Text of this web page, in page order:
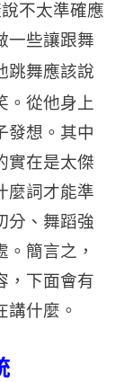
不太準確應
一些讓跟舞
跳舞應該說
。從他身上
發想。其中
實在是太傑
麼詞才能準
分、舞蹈強
簡言之，
，下面會有
什麼。